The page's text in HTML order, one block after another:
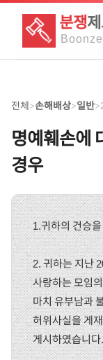
분쟁
Boon
전체>손해배상>일반>
명예훼손에
경우
1.귀하의 건승
2. 귀하는 지난
사랑하는 모임
마치 유부남과
허위사실을 게
게시하였습니다.